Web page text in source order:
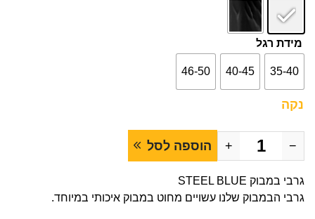
מידת רגל
35-40
40-45
46-50
נקה
−
+ הוספה לסל
גרבי במבוק STEEL BLUE
גרבי הבמבוק שלנו עשויים מחוט במבוק איכותי במיוחד.